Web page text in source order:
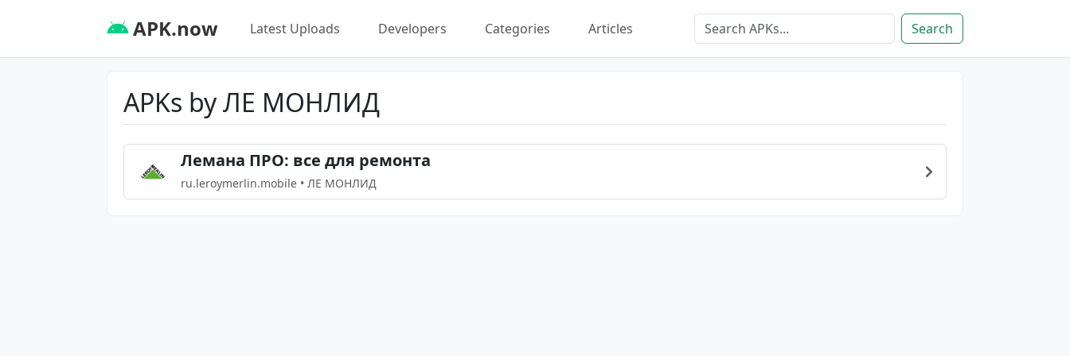
APK.now Latest Uploads Developers Categories Articles Search
APKs by ЛЕ МОНЛИД
Лемана ПРО: все для ремонта
ru.leroymerlin.mobile • ЛЕ МОНЛИД